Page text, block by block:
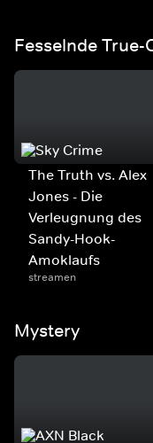
Fesselnde True-
The Truth vs. Alex
Jones - Die
Verleugnung des
Sandy-Hook-
Amoklaufs
streamen
Mystery